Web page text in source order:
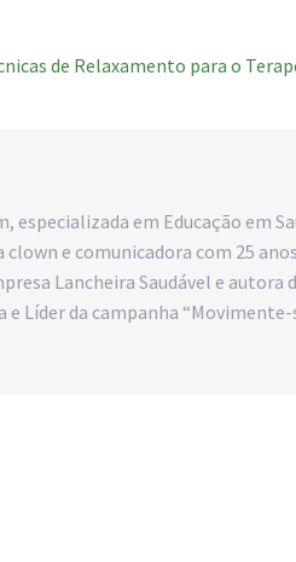
de Relaxamento para o
especializada em Educação em
e comunicadora com 25
Lancheira Saudável e autora
Líder da campanha “Movimente-